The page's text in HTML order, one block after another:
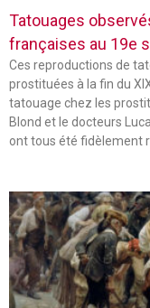
Tatouages
françaises au 19e
Ces reproductions de
prostituées à la fin du
tatouage chez les
Blond et le docteurs
ont tous été fidèlement